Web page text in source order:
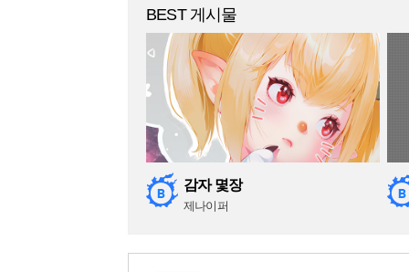
BEST 게시물
감자 몇장
제나이퍼